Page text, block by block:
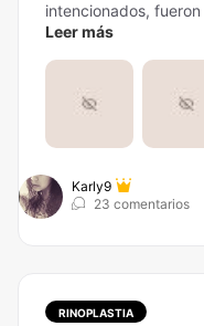
intencionados,
Leer más
Karly9
23 comentarios
RINOPLASTIA